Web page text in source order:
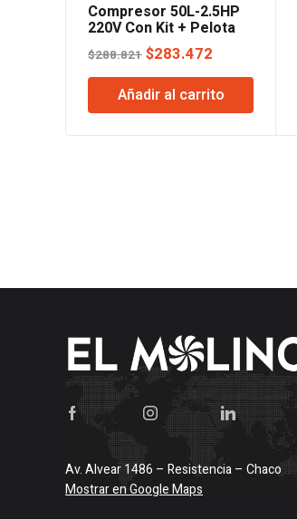
Compresor 50L-2.5HP
220V Con Kit + Pelota
Lusqtoff
$288.821 El
precio
original
era:
$283.472
precio
actual
es:
Añadir al carrito
Av. Alvear 1486 – Resistencia – Chaco
Mostrar en Google Maps